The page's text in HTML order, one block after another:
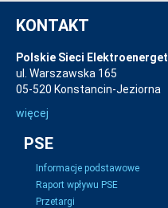
KONTAKT
Polskie Sieci
ul. Warszawska 165
05-520 Konstancin-Jeziorna
więcej
PSE
Informacje podstawowe
Raport wpływu PSE
Przetargi